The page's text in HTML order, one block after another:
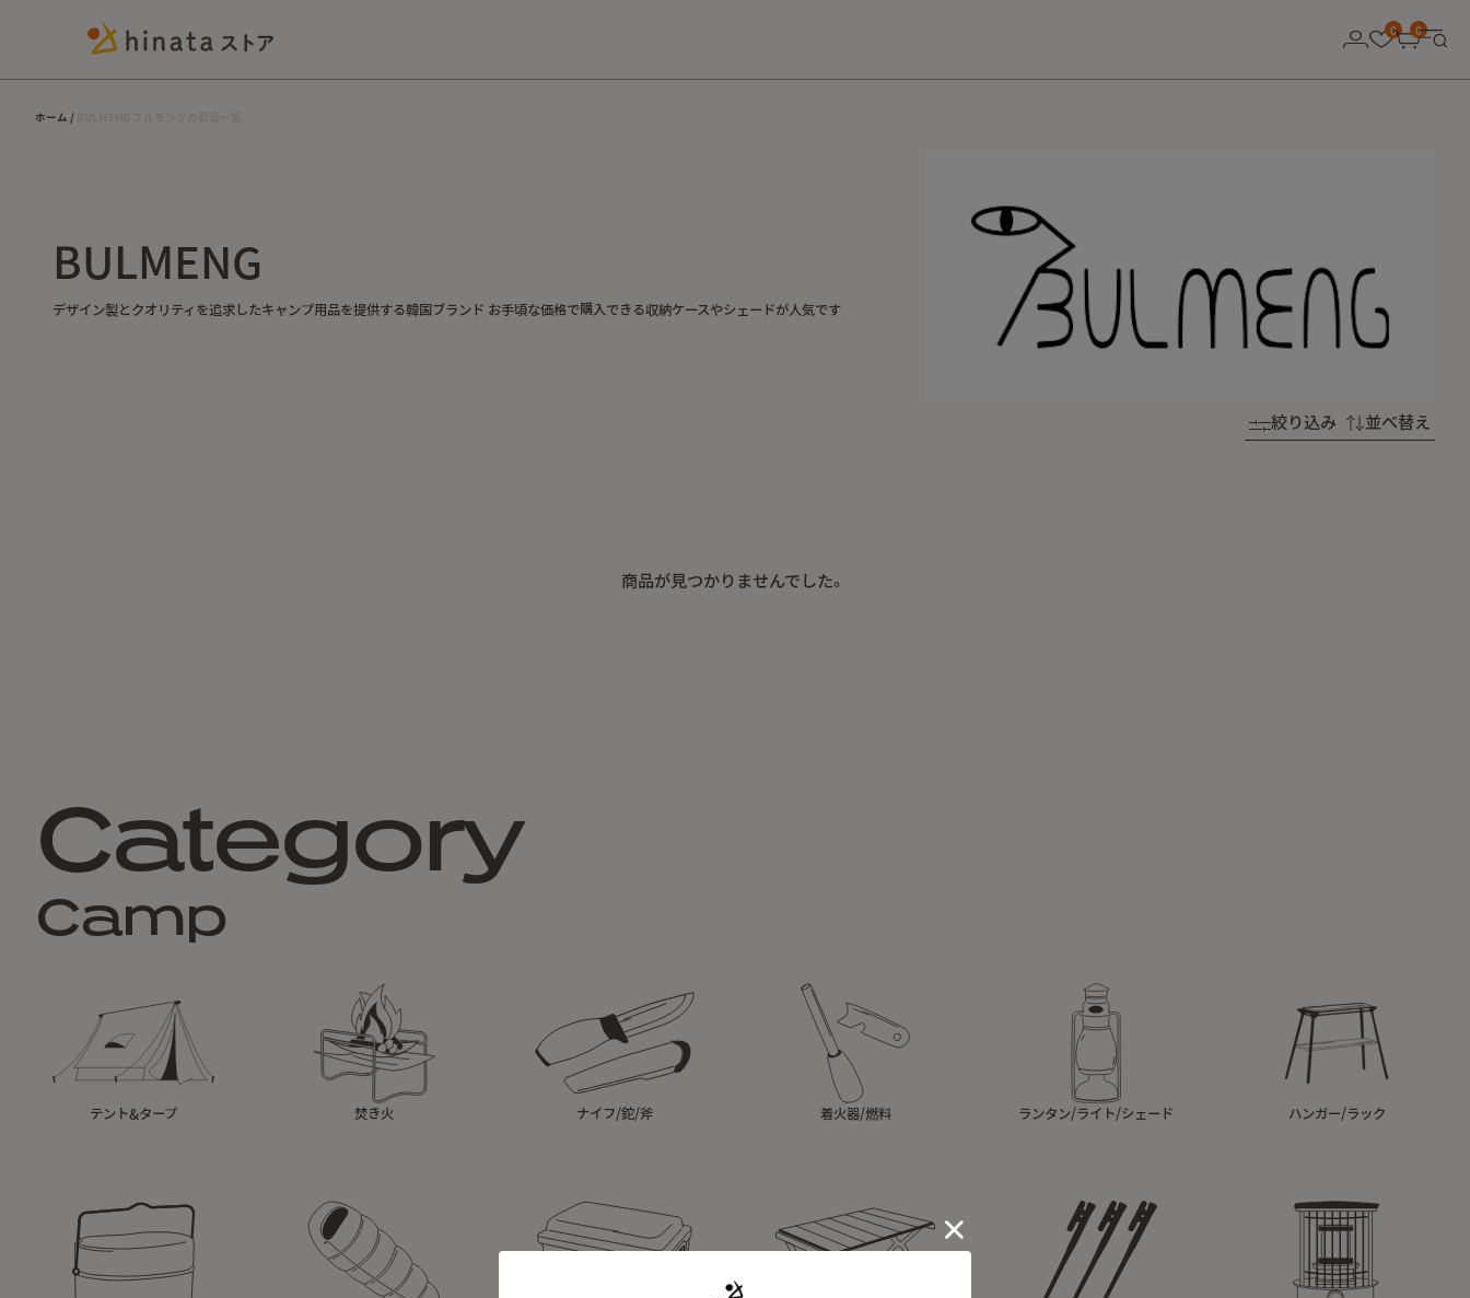
0 0
ホーム
BULMENG
デザイン製とクオリティを追求したキャンプ用品を提供する韓国ブランド お手頃な価格で購入できる収納ケースやシェードが人気です
絞り込み 並べ替え
商品が見つかりませんでした。
Category
Camp
テント&タープ 焚き火 ナイフ/鉈/斧 着火器/燃料 ランタン/ライト/シェード ハンガー/ラック